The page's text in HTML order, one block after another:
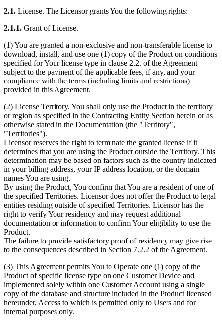
2.1. License. The Licensor grants You the following rights:
2.1.1. Grant of License.
(1) You are granted a non-exclusive and non-transferable license to
download, install, and use one (1) copy of the Product on conditions
specified for Your license type in clause 2.2. of the Agreement
subject to the payment of the applicable fees, if any, and your
compliance with the terms (including limits and restrictions)
provided in this Agreement.
(2) License Territory. You shall only use the Product in the territory
or region as specified in the Contracting Entity Section herein or as
otherwise stated in the Documentation (the "Territory",
"Territories").
Licensor reserves the right to terminate the granted license if it
determines that you are using the Product outside the Territory. This
determination may be based on factors such as the country indicated
in your billing address, your IP address location, or the domain
names You are using.
By using the Product, You confirm that You are a resident of one of
the specified Territories. Licensor does not offer the Product to legal
entities residing outside of specified Territories. Licensor has the
right to verify Your residency and may request additional
documentation or information to confirm Your eligibility to use the
Product.
The failure to provide satisfactory proof of residency may give rise
to the consequences described in Section 7.2.2 of the Agreement.
(3) This Agreement permits You to Operate one (1) copy of the
Product of specific license type on one Customer Device and
implemented solely within one Customer Account using a single
copy of the database and structure included in the Product licensed
hereunder, Access to which is permitted only to Users and for
internal purposes only.